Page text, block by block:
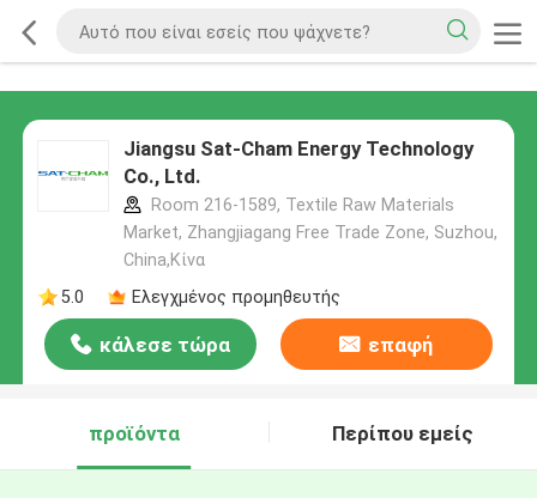
Jiangsu Sat-Cham Energy Technology
Co., Ltd.
Room 216-1589, Textile Raw Materials
Market, Zhangjiagang Free Trade Zone, Suzhou,
China,Κίνα
5.0
Ελεγχμένος προμηθευτής
κάλεσε τώρα επαφή
προϊόντα Περίπου εμείς